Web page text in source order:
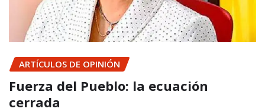
ARTÍCULOS DE OPINIÓN
Fuerza del Pueblo: la ecuación
cerrada